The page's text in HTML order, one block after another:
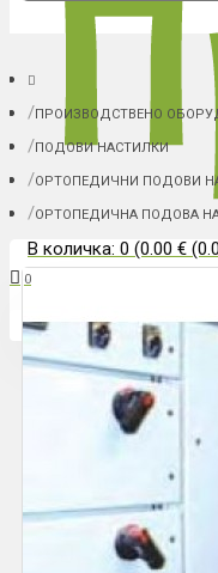
В количка: 0 (0.00 €
0
Количката ви е
ПРОИЗВОДСТВЕНО
ПОДОВИ НАСТИЛКИ
ОРТОПЕДИЧНИ ПОДОВИ
ОРТОПЕДИЧНА ПОДОВА